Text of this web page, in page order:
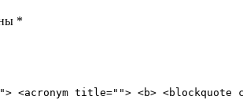
*
title=""> <b> <blockquote